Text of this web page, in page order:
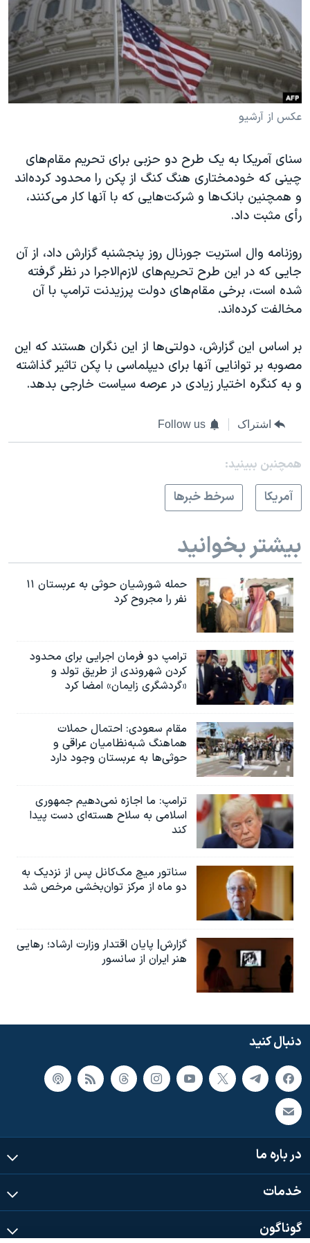
فرهنگ و زندگی
حقوق شهروندی
اقتصادی
علم و فناوری
اسرائیل در جنگ
آرشیو پخش زنده
مستندها
انتخابات ریاست جمهوری آمریکا ۲۰۲۴
حمله جمهوری اسلامی به اسرائیل
رمز مهسا
ورزش زنان در ایران
مجموعه مستندهای دادخواهی
تریبونال مردمی آبان ۹۸
دادگاه حمید نوری
قانون شفافیت دارائی کادر رهبری ایران
اعتراضات مردمی آبان ۹۸
اسرائیل در جنگ
نرگس محمدی برنده جایزه نوبل صلح
همایش محافظه‌کاران آمریکا «سی‌پک»
صفحه‌های ویژه
دنبال کنید
زبانهای مختلف
عکس از آرشیو
سنای آمریکا به یک طرح دو حزبی برای تحریم مقام‌های
چینی که خودمختاری هنگ کنگ از پکن را محدود کرده‌اند
و همچنین بانک‌ها و شرکت‌هایی که با آنها کار می‌کنند،
رأی مثبت داد.
روزنامه وال استریت جورنال روز پنجشنبه گزارش داد، از آن
جایی که در این طرح تحریم‌های لازم‌الاجرا در نظر گرفته
شده است، برخی مقام‌های دولت پرزیدنت ترامپ با آن
مخالفت کرده‌اند.
بر اساس این گزارش، دولتی‌ها از این نگران هستند که این
مصوبه بر توانایی آنها برای دیپلماسی با پکن تاثیر گذاشته
و به کنگره اختیار زیادی در عرصه سیاست خارجی بدهد.
اشتراک Follow us
همچنبن ببینید:
آمريکا
سرخط خبرها
بیشتر بخوانید
حمله شورشیان حوثی به عربستان ۱۱
نفر را مجروح کرد
ترامپ دو فرمان اجرایی برای محدود
کردن شهروندی از طریق تولد و
«گردشگری زایمان» امضا کرد
مقام سعودی: احتمال حملات
هماهنگ شبه‌نظامیان عراقی و
حوثی‌ها به عربستان وجود دارد
ترامپ: ما اجازه نمی‌دهیم جمهوری
اسلامی به سلاح هسته‌ای دست پیدا
کند
سناتور میچ مک‌کانل پس از نزدیک به
دو ماه از مرکز توان‌بخشی مرخص شد
گزارش| پایان اقتدار وزارت ارشاد؛ رهایی
هنر ایران از سانسور
دنبال کنید
در باره ما
خدمات
گوناگون